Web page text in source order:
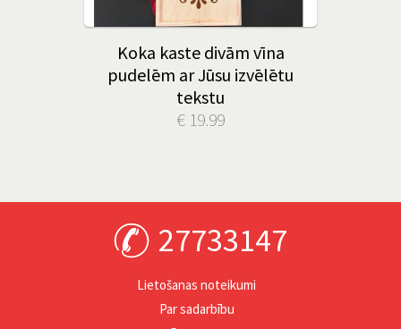
Koka kaste divām vīna
pudelēm ar Jūsu izvēlētu
tekstu
€ 19.99
27733147
Lietošanas noteikumi
Par sadarbību